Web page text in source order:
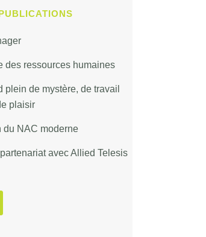
des ressources humaines
plein de mystère, de travail
plaisir
du NAC moderne
avec Allied Telesis